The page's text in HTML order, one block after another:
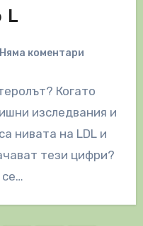
L
Няма коментари
Когато
изследвания и
нивата на LDL и
тези цифри?